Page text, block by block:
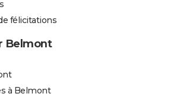
félicitations
Belmont
à Belmont